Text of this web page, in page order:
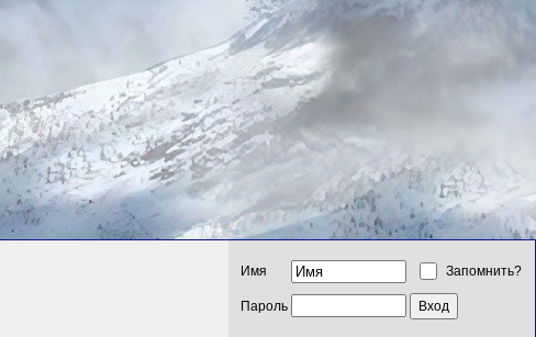
Имя Запомнить?
Пароль